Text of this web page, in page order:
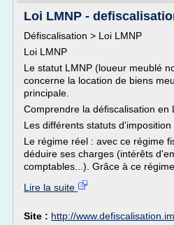
Loi LMNP -
Défiscalisation > Loi LMNP
Loi LMNP
Le statut LMNP (loueur meublé
concerne la location de biens
principale.
Comprendre la défiscalisation en
Les différents statuts d'imposition
Le régime réel : avec ce régime
déduire ses charges (intérêts
comptables...). Grâce à ce
Lire la suite
Site : http://